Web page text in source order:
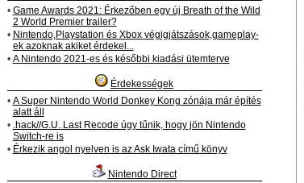
• Game Awards 2021: Érkezőben egy új Breath of the Wild
2 World Premier trailer?
• Nintendo,Playstation és Xbox végigjátszások,gameplay-
ek azoknak akiket érdekel...
• A Nintendo 2021-es és későbbi kiadási ütemterve
Érdekességek
• A Super Nintendo World Donkey Kong zónája már építés
alatt áll
• .hack//G.U. Last Recode úgy tűnik, hogy jön Nintendo
Switch-re is
• Érkezik angol nyelven is az Ask Iwata című könyv
Nintendo Direct